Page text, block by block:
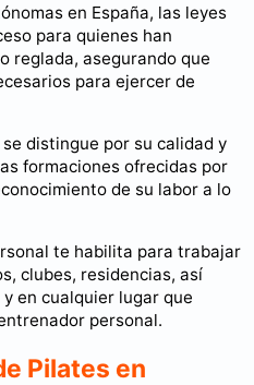
en España, las leyes
para quienes han
reglada, asegurando que
para ejercer de
distingue por su calidad y
formaciones ofrecidas por
de su labor a lo
te habilita para trabajar
clubes, residencias, así
en cualquier lugar que
personal.
Pilates en